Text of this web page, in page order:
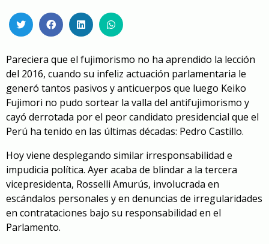
Pareciera que el fujimorismo no ha aprendido la lección
del 2016, cuando su infeliz actuación parlamentaria le
generó tantos pasivos y anticuerpos que luego Keiko
Fujimori no pudo sortear la valla del antifujimorismo y
cayó derrotada por el peor candidato presidencial que el
Perú ha tenido en las últimas décadas: Pedro Castillo.
Hoy viene desplegando similar irresponsabilidad e
impudicia política. Ayer acaba de blindar a la tercera
vicepresidenta, Rosselli Amurús, involucrada en
escándalos personales y en denuncias de irregularidades
en contrataciones bajo su responsabilidad en el
Parlamento.